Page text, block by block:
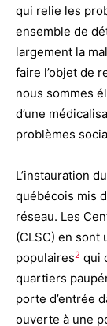
qui relie les
ensemble de
largement la
faire l’objet de
nous sommes
d’une
problèmes
L’instauration
québécois mis
réseau. Les
(CLSC) en sont
populaires2 qui
quartiers
porte d’entrée
ouverte à une